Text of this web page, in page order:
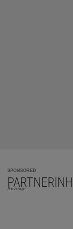
SPONSORED
Anzeige